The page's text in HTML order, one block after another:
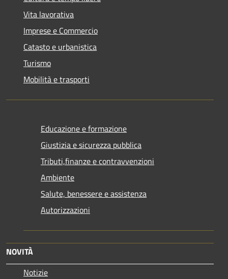
Vita lavorativa
Imprese e Commercio
Catasto e urbanistica
Turismo
Mobilità e trasporti
Educazione e formazione
Giustizia e sicurezza pubblica
Tributi,finanze e contravvenzioni
Ambiente
Salute, benessere e assistenza
Autorizzazioni
NOVITÀ
Notizie